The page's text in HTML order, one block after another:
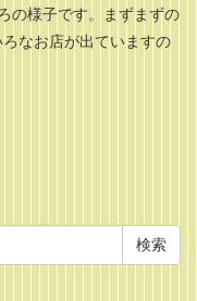
の様子です。まずまずの
なお店が出ていますの